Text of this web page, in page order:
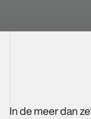
In de meer dan